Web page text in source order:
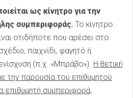
ως κίνητρο για την
συμπεριφοράς. Το κίνητρο
οτιδήποτε που αρέσει στο
παιχνίδι, φαγητό ή
(π.χ. «Μπράβο»). Η θετική
την παρουσία του επιθυμητού
επιθυμητή συμπεριφορά,